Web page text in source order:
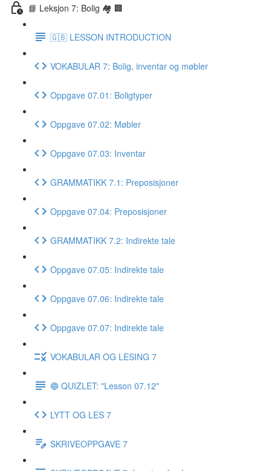
📘 Leksjon 7: Bolig 🏘 🏢
🇬🇧 LESSON INTRODUCTION
VOKABULAR 7: Bolig, inventar og møbler
Oppgave 07.01: Boligtyper
Oppgave 07.02: Møbler
Oppgave 07.03: Inventar
GRAMMATIKK 7.1: Preposisjoner
Oppgave 07.04: Preposisjoner
GRAMMATIKK 7.2: Indirekte tale
Oppgave 07.05: Indirekte tale
Oppgave 07.06: Indirekte tale
Oppgave 07.07: Indirekte tale
VOKABULAR OG LESING 7
🔵 QUIZLET: "Lesson 07.12"
LYTT OG LES 7
SKRIVEOPPGAVE 7